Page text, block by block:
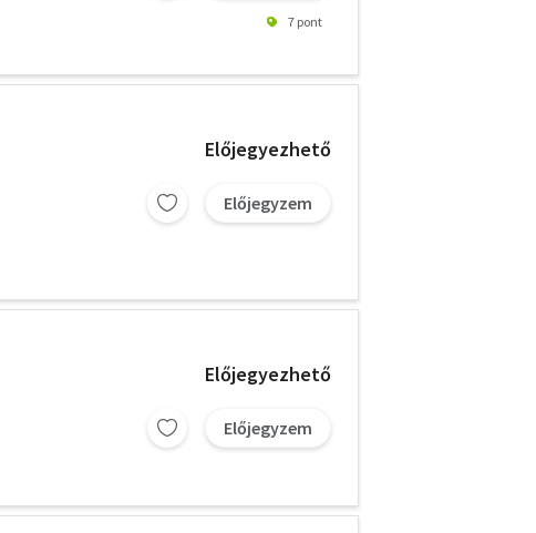
7 pont
Előjegyezhető
Előjegyzem
Előjegyezhető
Előjegyzem